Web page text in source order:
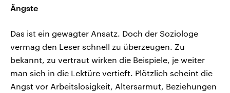
Ängste
Das ist ein gewagter Ansatz. Doch der Soziologe
vermag den Leser schnell zu überzeugen. Zu
bekannt, zu vertraut wirken die Beispiele, je weiter
man sich in die Lektüre vertieft. Plötzlich scheint die
Angst vor Arbeitslosigkeit, Altersarmut, Beziehungen